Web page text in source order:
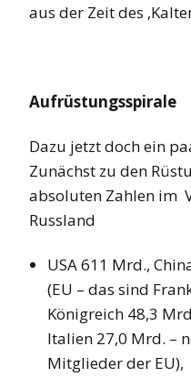
aus der Zeit des
Aufrüstungsspirale
Dazu jetzt doch ein
Zunächst zu den
absoluten Zahlen im
Russland
USA 611 Mrd.,
(EU – das sind
Königreich 48,3
Italien 27,0 Mrd. –
Mitglieder der EU),